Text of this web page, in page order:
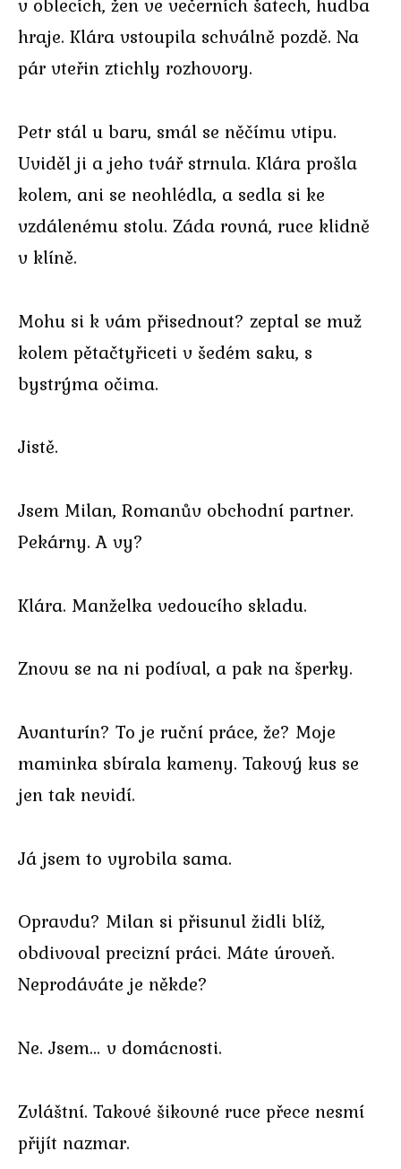
hraje. Klára vstoupila schválně pozdě. Na
pár vteřin ztichly rozhovory.
Petr stál u baru, smál se něčímu vtipu.
Uviděl ji a jeho tvář strnula. Klára prošla
kolem, ani se neohlédla, a sedla si ke
vzdálenému stolu. Záda rovná, ruce klidně
v klíně.
Mohu si k vám přisednout? zeptal se muž
kolem pětačtyřiceti v šedém saku, s
bystrýma očima.
Jistě.
Jsem Milan, Romanův obchodní partner.
Pekárny. A vy?
Klára. Manželka vedoucího skladu.
Znovu se na ni podíval, a pak na šperky.
Avanturín? To je ruční práce, že? Moje
maminka sbírala kameny. Takový kus se
jen tak nevidí.
Já jsem to vyrobila sama.
Opravdu? Milan si přisunul židli blíž,
obdivoval precizní práci. Máte úroveň.
Neprodáváte je někde?
Ne. Jsem… v domácnosti.
Zvláštní. Takové šikovné ruce přece nesmí
přijít nazmar.